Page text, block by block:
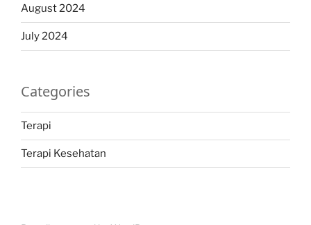
August 2024
July 2024
Categories
Terapi
Terapi Kesehatan